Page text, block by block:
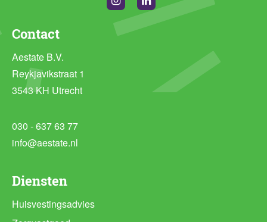
InstagramLinkedin
Diensten
Huisvestingsadvies
Contact
Aestate B.V.
Reykjavikstraat 1
3543 KH Utrecht
030 - 637 63 77
info@aestate.nl